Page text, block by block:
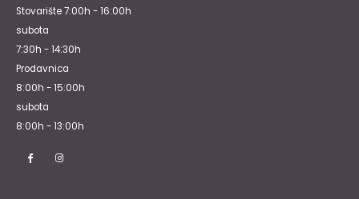
Stovarište 7:00h - 16:00h
subota
7:30h - 14:30h
Prodavnica
8:00h - 15:00h
subota
8:00h - 13:00h